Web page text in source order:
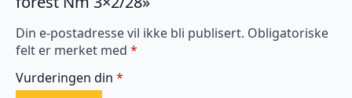
Din e-postadresse vil ikke bli publisert. Obligatoriske
felt er merket med *
Vurderingen din *